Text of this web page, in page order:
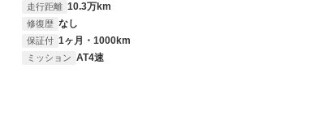
走行距離 10.3万km
修復歴 なし
保証付 1ヶ月・1000km
ミッション AT4速